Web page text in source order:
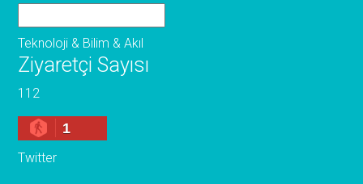
Teknoloji & Bilim & Akıl
Ziyaretçi Sayısı
112
1
Twitter